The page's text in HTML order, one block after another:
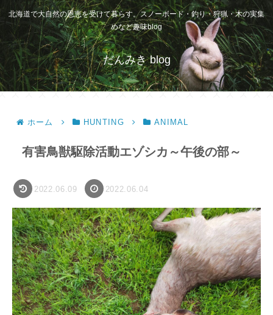
北海道で大自然の恩恵を受けて暮らす。スノーボード・釣り・狩猟・木の実集
めなど趣味blog
だんみき blog
ホーム HUNTING ANIMAL
有害鳥獣駆除活動エゾシカ～午後の部～
2022.06.09 2022.06.04